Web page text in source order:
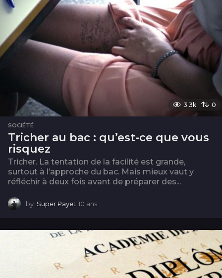
3.3k 0
SOCIÉTÉ
Tricher au bac : qu’est-ce que vous
risquez
Tricher. La tentation de la facilité est grande,
surtout à l’approche du bac. Mais mieux vaut y
réfléchir à deux fois avant de préparer des...
by Super Payet 10 ans
n